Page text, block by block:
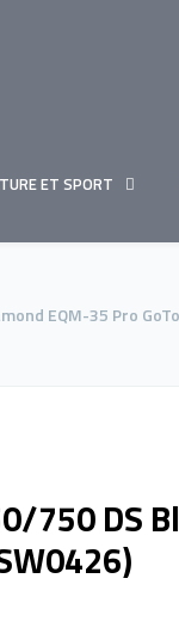
ET SPORT
EQM-35 Pro
750 DS